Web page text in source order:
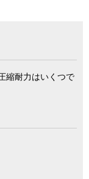
縮耐力はいくつで